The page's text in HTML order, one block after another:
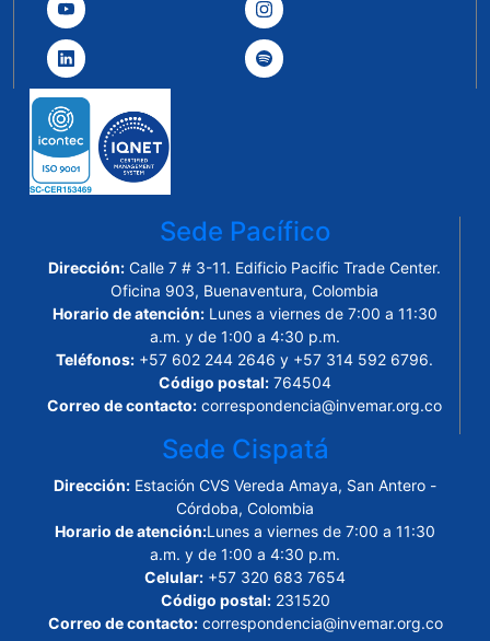
Sede Pacífico
Dirección: Calle 7 # 3-11. Edificio Pacific Trade Center.
Oficina 903, Buenaventura, Colombia
Horario de atención:Lunes a viernes de 7:00 a 11:30
a.m. y de 1:00 a 4:30 p.m.
Teléfonos: +57 602 244 2646 y +57 314 592 6796.
Código postal:764504
Correo de contacto: correspondencia@invemar.org.co
Sede Cispatá
Dirección: Estación CVS Vereda Amaya, San Antero -
Córdoba, Colombia
Horario de atención:Lunes a viernes de 7:00 a 11:30
a.m. y de 1:00 a 4:30 p.m.
Celular: +57 320 683 7654
Código postal:231520
Correo de contacto:correspondencia@invemar.org.co